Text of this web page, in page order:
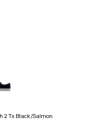
2 Tx Black/Salmon